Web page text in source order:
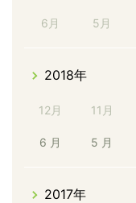
6月 5月
2018年
12月 11月
6 月 5 月
2017年